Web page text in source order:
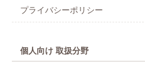
プライバシーポリシー
個人向け 取扱分野